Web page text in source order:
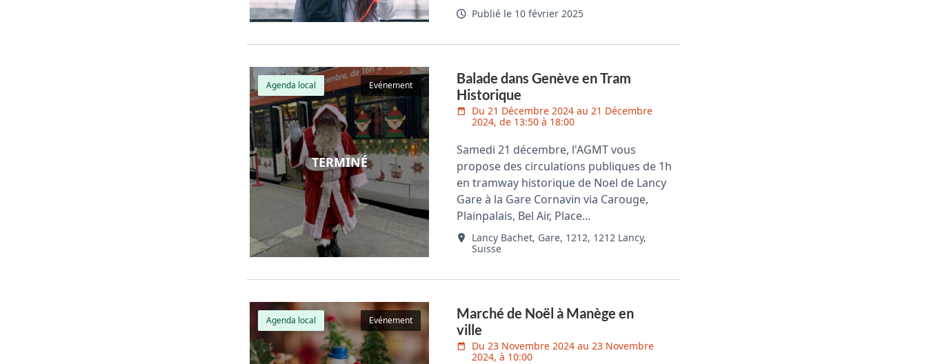
Publié le 10 février 2025
Evénement
Agenda local
TERMINÉ
Balade dans Genève en Tram
Historique
Du 21 Décembre 2024 au 21 Décembre
2024, de 13:50 à 18:00
Samedi 21 décembre, l'AGMT vous
propose des circulations publiques de 1h
en tramway historique de Noel de Lancy
Gare à la Gare Cornavin via Carouge,
Plainpalais, Bel Air, Place...
Lancy Bachet, Gare, 1212, 1212 Lancy,
Suisse
Evénement
Agenda local
Marché de Noël à Manège en
ville
Du 23 Novembre 2024 au 23 Novembre
2024, à 10:00